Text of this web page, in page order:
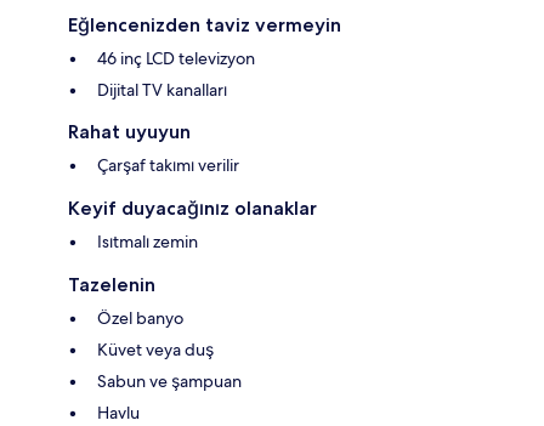
Eğlencenizden taviz vermeyin
46 inç LCD televizyon
Dijital TV kanalları
Rahat uyuyun
Çarşaf takımı verilir
Keyif duyacağınız olanaklar
Isıtmalı zemin
Tazelenin
Özel banyo
Küvet veya duş
Sabun ve şampuan
Havlu